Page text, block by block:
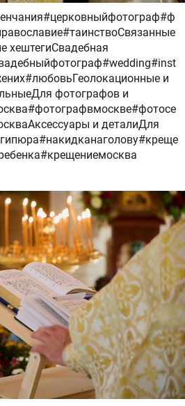
хештегиСвадебная
и
фотографов и
и деталиДля